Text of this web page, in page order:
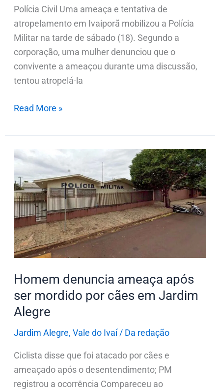
Polícia Civil Uma ameaça e tentativa de
atropelamento em Ivaiporã mobilizou a Polícia
Militar na tarde de sábado (18). Segundo a
corporação, uma mulher denunciou que o
convivente a ameaçou durante uma discussão,
tentou atropelá-la
Read More »
Homem denuncia ameaça após
ser mordido por cães em Jardim
Alegre
Jardim Alegre, Vale do Ivaí/ Da redação
Ciclista disse que foi atacado por cães e
ameaçado após o desentendimento; PM
registrou a ocorrência Compareceu ao
Homem
denuncia
ameaça
após
ser
mordido
por
cães
Jardim
Alegre